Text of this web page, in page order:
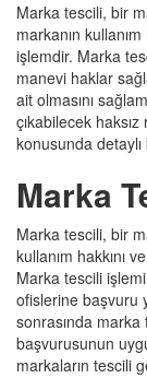
Marka tescili, bir
markanın
işlemdir. Marka
manevi haklar
ait olmasını
çıkabilecek
konusunda
Marka
Marka tescili, bir
kullanım hakkını
Marka tescili
ofislerine başvuru
sonrasında
başvurusunun
markaların tescili